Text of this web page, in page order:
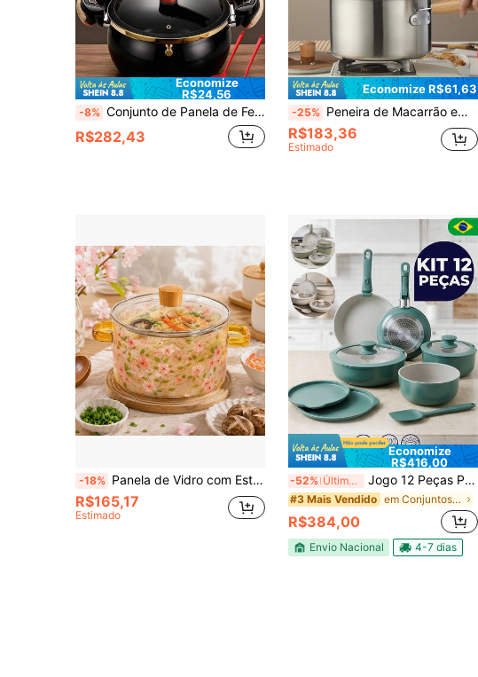
Economize
R$24,56
-8% Conjunto de Panela de Ferro Fundido Esmaltada de 7L - Inclui Utensílios de Cozinha (Concha, Escumadeira), Luvas Resistentes ao Calor, Adequado para Fogão a Indução/Gás, Panela de Guisado de Grande Capacidade para Uso Doméstico, Aplicável para Assar, Fritar, Panela de Sopa com Revestimento Cerâmico, Adequado para Cozimento Rápido, Guisado, Fervura, Utensílios de Cozinha, Panela de Pressão, Fabricação de Doces
R$282,43
Economize R$61,63
-25% Peneira de Macarrão em Aço Inoxidável SUS304, Fritadeira, Panela com Rede de Filtro, Escorredor de Óleo, Panela de Sopa, Panela de Leite, Acessórios de Cozinha, Adequada para Cooktop de Indução e Fogão a Gás, Panela Multifuncional para Cozinhar Frutos do Mar
R$183,36
Estimado
-18% Panela de Vidro com Estampa de Flor de Cerejeira e Alça Dupla, Panela de Leite de Vidro Borossilicato Resistente ao Calor com Tampa de Madeira, Panela de Sopa Mini Compatível com Chama Aberta, Adequada para Café da Manhã, Cozinhar Macarrão, Chá de Ervas (15cm de Diâmetro)
R$165,17
Estimado
Economize
R$416,00
-52% Últimos 3 dias Jogo 12 Peças Panelas Antiaderente em Cerâmica Cabo Removível Espátula Silicone Gás e Indução
#3 Mais Vendido em Conjuntos de utensílios de cozinha
R$384,00
Envio Nacional 4-7 dias